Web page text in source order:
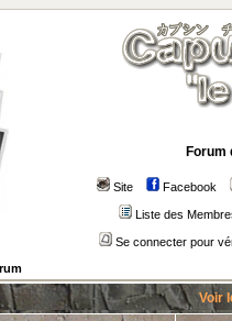
Forum
Site Facebook
Liste des
Se connecter pour
Voir